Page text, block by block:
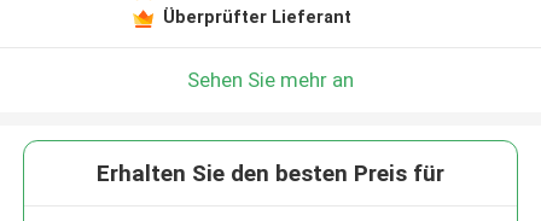
Überprüfter Lieferant
Sehen Sie mehr an
Erhalten Sie den besten Preis für